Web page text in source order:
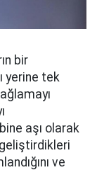
bir
yerine tek
aşı olarak
geliştirdikleri
ve